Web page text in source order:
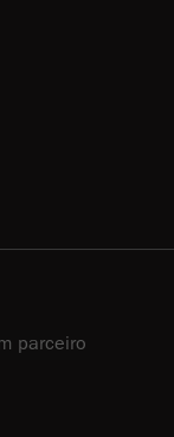
parceiro